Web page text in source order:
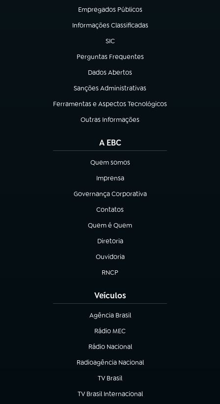
Empregados Públicos
(abre em nova aba)
Informações Classificadas
(abre em nova aba)
SIC
(abre em nova aba)
Perguntas Frequentes
(abre em nova aba)
Dados Abertos
(abre em nova aba)
Sanções Administrativas
(abre em nova aba)
Ferramentas e Aspectos Tecnológicos
(abre em nova aba)
Outras Informações
(abre em nova aba)
A EBC
Quem somos
(abre em nova aba)
Imprensa
(abre em nova aba)
Governança Corporativa
(abre em nova aba)
Contatos
(abre em nova aba)
Quem é Quem
(abre em nova aba)
Diretoria
(abre em nova aba)
Ouvidoria
(abre em nova aba)
RNCP
(abre em nova aba)
Veículos
Agência Brasil
(abre em nova aba)
Rádio MEC
Rádio Nacional
(abre em nova aba)
Radioagência Nacional
(abre em nova aba)
TV Brasil
(abre em nova aba)
TV Brasil Internacional
(abre em nova aba)